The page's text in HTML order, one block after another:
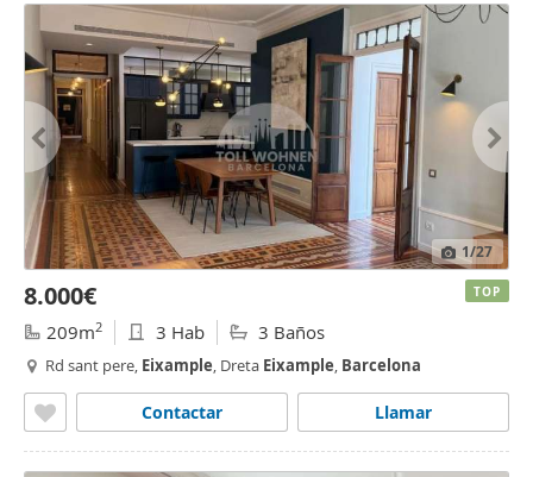
1/27
8.000€
209m2 3 Hab 3 Baños
Rd sant pere, Eixample, Dreta Eixample, Barcelona
Llamar
Contactar
TOP